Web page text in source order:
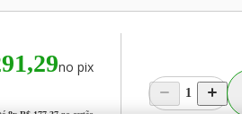
no pix
8x R$ 177,37no cartão
1
no site, podendo diferir na rede de
a alteração sem aviso prévio.